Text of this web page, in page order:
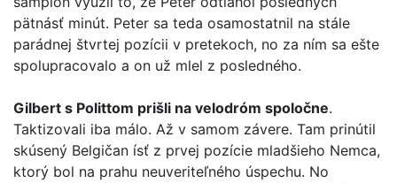
pätnásť minút. Peter sa teda osamostatnil na stále
parádnej štvrtej pozícii v pretekoch, no za ním sa ešte
spolupracovalo a on už mlel z posledného.
Gilbert s Polittom prišli na velodróm spoločne.
Taktizovali iba málo. Až v samom závere. Tam prinútil
skúsený Belgičan ísť z prvej pozície mladšieho Nemca,
ktorý bol na prahu neuveriteľného úspechu. No